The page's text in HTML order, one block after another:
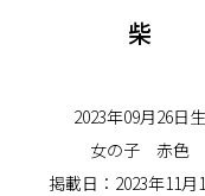
柴
2023年09月26日生
女の子
赤色
掲載日：2023年11月